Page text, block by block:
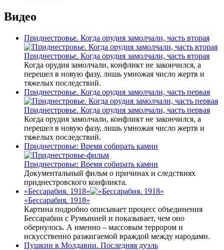
Видео
Приднестровье. Когда орудия замолчали, часть вторая
Приднестровье. Когда орудия замолчали, часть вторая
Когда орудия замолчали, конфликт не закончился, а
перешел в новую фазу, лишь умножая число жертв и
тяжелых последствий.
Приднестровье. Когда орудия замолчали, часть первая
Приднестровье. Когда орудия замолчали, часть первая
Когда орудия замолчали, конфликт не закончился, а
перешел в новую фазу, лишь умножая число жертв и
тяжелых последствий.
Приднестровье: Время собирать камни
Приднестровье: Время собирать камни
Документальный фильм о причинах и следствиях
приднестровского конфликта.
«Бессарабия. 1918»
«Бессарабия. 1918»
Картина подробно описывает процесс объединения
Бессарабии с Румынией и показывает, чем оно
обернулось. А именно – массовым террором и
искусственно разжигаемой враждой между народами.
Пушкин в Молдавии. Последняя дуэль